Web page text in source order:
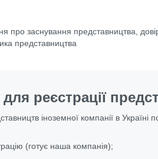
про заснування представництва,
представництва
реєстрації
іноземної компанії в Україні
(готує наша компанія);